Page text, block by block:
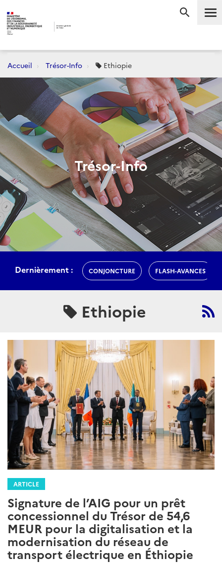
Accueil Trésor-Info Ethiopie
Trésor-Info
Dernièrement : CONJONCTURE FLASH-AVANCES
Ethiopie
ARTICLE
Signature de l’AIG pour un prêt
concessionnel du Trésor de 54,6
MEUR pour la digitalisation et la
modernisation du réseau de
transport électrique en Éthiopie